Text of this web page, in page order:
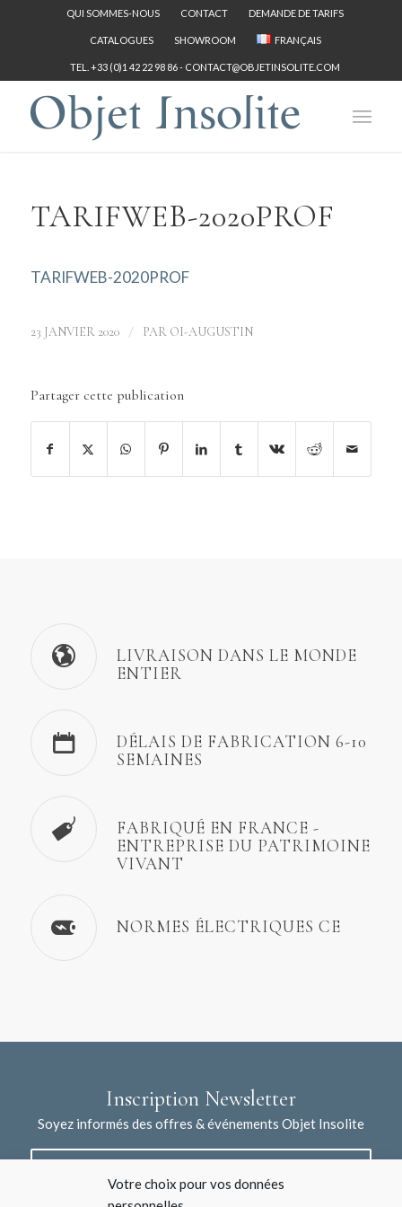
Votre choix pour vos données
QUI SOMMES-NOUS CONTACT DEMANDE DE TARIFS
CATALOGUES SHOWROOM FRANÇAIS
TEL. +33 (0)1 42 22 98 86 - CONTACT@OBJETINSOLITE.COM
TARIFWEB-2020PROF
TARIFWEB-2020PROF
23 JANVIER 2020 / PAR OI-AUGUSTIN
Partager cette publication
LIVRAISON DANS LE MONDE
ENTIER
DÉLAIS DE FABRICATION 6-10
SEMAINES
FABRIQUÉ EN FRANCE -
ENTREPRISE DU PATRIMOINE
VIVANT
NORMES ÉLECTRIQUES CE
Inscription Newsletter
Soyez informés des offres & événements Objet Insolite